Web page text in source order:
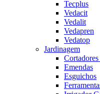
Tecplus
Vedacit
Vedalit
Vedapren
Vedatop
Jardinagem
Emendas
Esguichos